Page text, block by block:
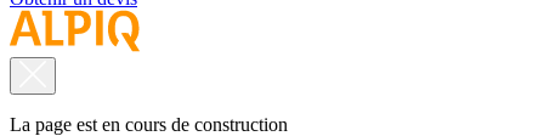
La page est en cours de construction